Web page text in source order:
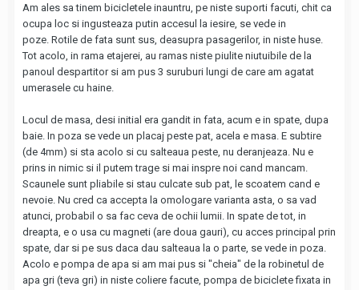
Am ales sa tinem bicicletele inauntru, pe niste suporti facuti, chit ca
ocupa loc si ingusteaza putin accesul la iesire, se vede in
poze. Rotile de fata sunt sus, deasupra pasagerilor, in niste huse.
Tot acolo, in rama etajerei, au ramas niste piulite niutuibile de la
panoul despartitor si am pus 3 suruburi lungi de care am agatat
umerasele cu haine.
Locul de masa, desi initial era gandit in fata, acum e in spate, dupa
baie. In poza se vede un placaj peste pat, acela e masa. E subtire
(de 4mm) si sta acolo si cu salteaua peste, nu deranjeaza. Nu e
prins in nimic si il putem trage si mai inspre noi cand mancam.
Scaunele sunt pliabile si stau culcate sub pat, le scoatem cand e
nevoie. Nu cred ca accepta la omologare varianta asta, o sa vad
atunci, probabil o sa fac ceva de ochii lumii. In spate de tot, in
dreapta, e o usa cu magneti (are doua gauri), cu acces principal prin
spate, dar si pe sus daca dau salteaua la o parte, se vede in poza.
Acolo e pompa de apa si am mai pus si "cheia" de la robinetul de
apa gri (teva gri) in niste coliere facute, pompa de biciclete fixata in